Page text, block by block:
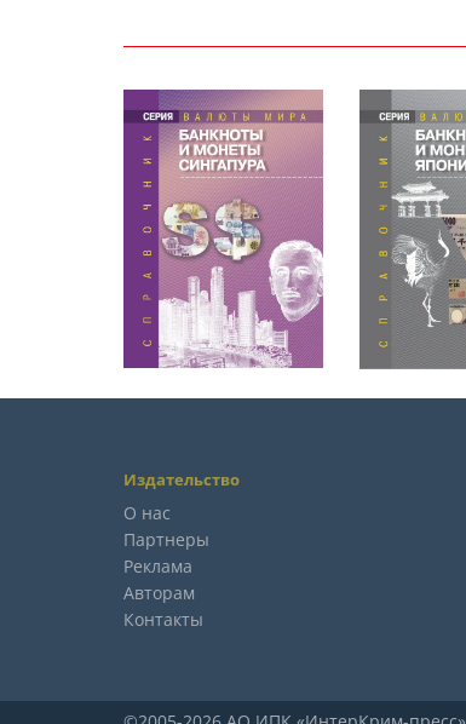
Издательство
О нас
Партнеры
Реклама
Авторам
Контакты